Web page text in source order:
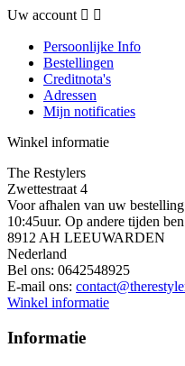
Uw account  
Persoonlijke Info
Bestellingen
Creditnota's
Adressen
Mijn notificaties
Winkel informatie
The Restylers
Zwettestraat 4
Voor afhalen van uw
10:45uur. Op andere tijden
8912 AH LEEUWARDEN
Nederland
Bel ons: 0642548925
E-mail ons:
Winkel informatie
Informatie